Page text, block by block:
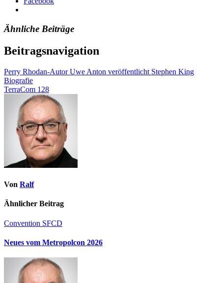
Ähnliche Beiträge
Beitragsnavigation
Perry Rhodan-Autor Uwe Anton veröffentlicht Stephen King
Biografie
TerraCom 128
Von Ralf
Ähnlicher Beitrag
Convention SFCD
Neues vom Metropolcon 2026